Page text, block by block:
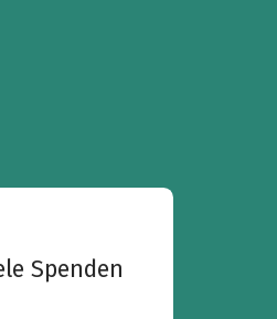
Spenden